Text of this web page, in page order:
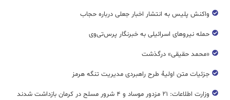
واکنش پلیس به انتشار اخبار جعلی درباره حجاب
حمله نیروهای اسرائیلی به خبرنگار پرس‌تی‌وی
«محمد حقیقی» درگذشت
جزئیات متن اولیۀ طرح راهبردی مدیریت تنگه هرمز
وزارت اطلاعات: ۲۱ مزدور موساد و ۴ شرور مسلح در کرمان بازداشت شدند